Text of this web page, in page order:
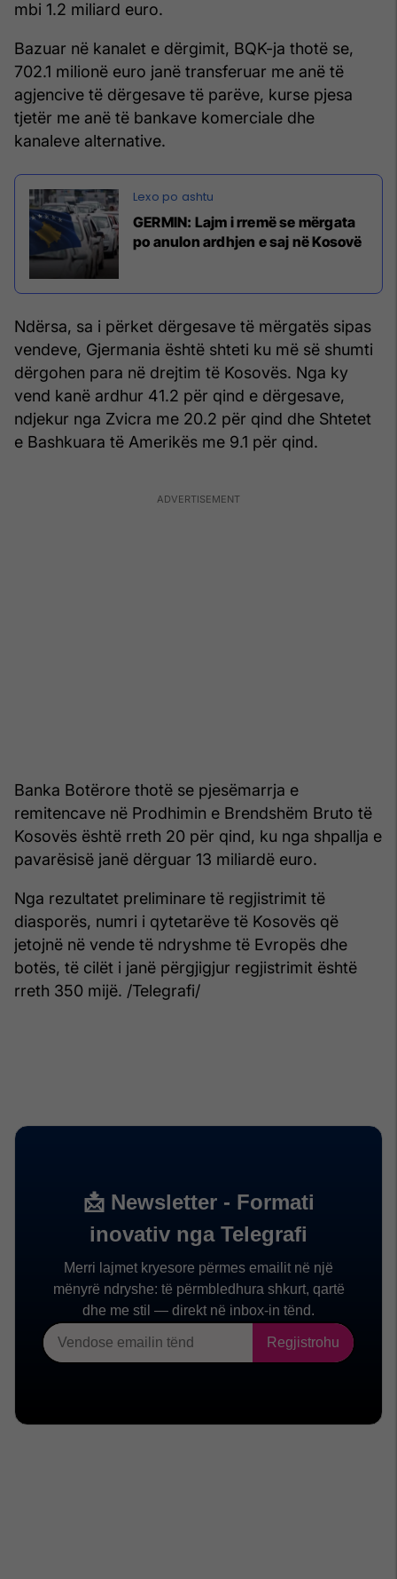
mbi 1.2 miliard euro.
Bazuar në kanalet e dërgimit, BQK-ja thotë se,
702.1 milionë euro janë transferuar me anë të
agjencive të dërgesave të parëve, kurse pjesa
tjetër me anë të bankave komerciale dhe
kanaleve alternative.
GERMIN: Lajm i rremë se mërgata
po anulon ardhjen e saj në Kosovë
Ndërsa, sa i përket dërgesave të mërgatës sipas
vendeve, Gjermania është shteti ku më së shumti
dërgohen para në drejtim të Kosovës. Nga ky
vend kanë ardhur 41.2 për qind e dërgesave,
ndjekur nga Zvicra me 20.2 për qind dhe Shtetet
e Bashkuara të Amerikës me 9.1 për qind.
Banka Botërore thotë se pjesëmarrja e
remitencave në Prodhimin e Brendshëm Bruto të
Kosovës është rreth 20 për qind, ku nga shpallja e
pavarësisë janë dërguar 13 miliardë euro.
Nga rezultatet preliminare të regjistrimit të
diasporës, numri i qytetarëve të Kosovës që
jetojnë në vende të ndryshme të Evropës dhe
botës, të cilët i janë përgjigjur regjistrimit është
rreth 350 mijë. /Telegrafi/